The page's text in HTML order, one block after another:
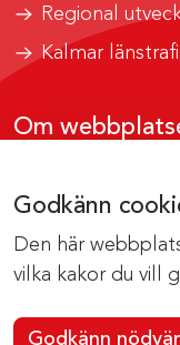
Godkänn
Den här
vilka kakor du vill
Godkänn
Regional
Kalmar
Om
Om cookies
Kontakta